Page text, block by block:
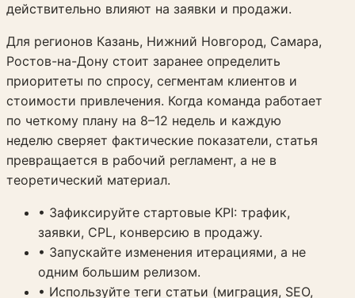
действительно влияют на заявки и продажи.
Для регионов Казань, Нижний Новгород, Самара,
Ростов-на-Дону стоит заранее определить
приоритеты по спросу, сегментам клиентов и
стоимости привлечения. Когда команда работает
по четкому плану на 8–12 недель и каждую
неделю сверяет фактические показатели, статья
превращается в рабочий регламент, а не в
теоретический материал.
• Зафиксируйте стартовые KPI: трафик,
заявки, CPL, конверсию в продажу.
• Запускайте изменения итерациями, а не
одним большим релизом.
• Используйте теги статьи (миграция, SEO,